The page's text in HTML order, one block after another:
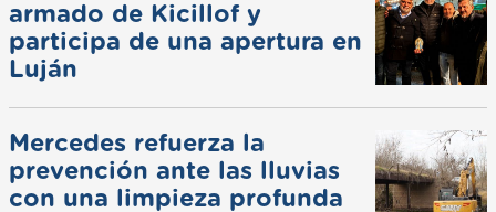
armado de Kicillof y
participa de una apertura en
Luján
Mercedes refuerza la
prevención ante las lluvias
con una limpieza profunda